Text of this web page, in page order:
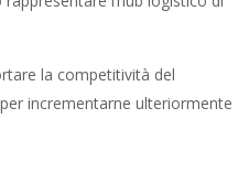
la competitività del
incrementarne ulteriormente